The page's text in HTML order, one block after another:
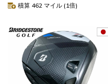
積算 462 マイル (1倍)